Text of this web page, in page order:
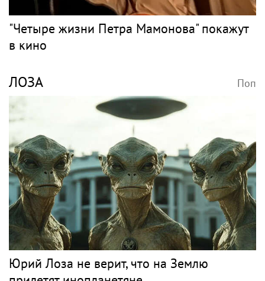
"Четыре жизни Петра Мамонова" покажут
в кино
ЛОЗА Поп
Юрий Лоза не верит, что на Землю